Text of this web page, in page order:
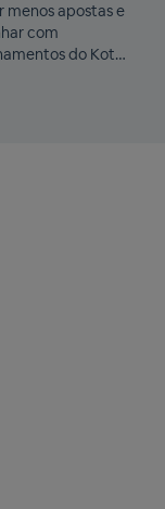
menos apostas e
com
do Kotas
repetições
Quadras e